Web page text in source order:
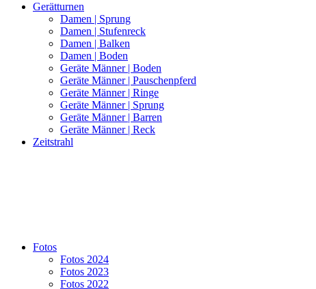
Gerätturnen
Damen | Sprung
Damen | Stufenreck
Damen | Balken
Damen | Boden
Geräte Männer | Boden
Geräte Männer | Pauschenpferd
Geräte Männer | Ringe
Geräte Männer | Sprung
Geräte Männer | Barren
Geräte Männer | Reck
Zeitstrahl
Fotos
Fotos 2024
Fotos 2023
Fotos 2022